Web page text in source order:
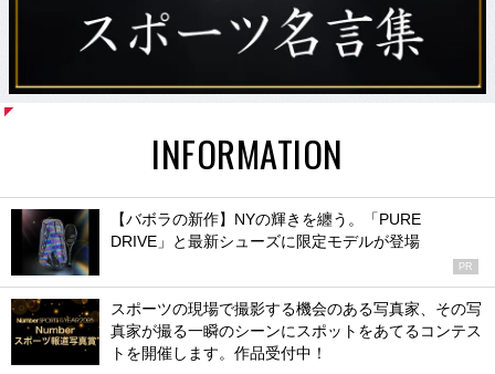
INFORMATION
【バボラの新作】NYの輝きを纏う。「PURE
DRIVE」と最新シューズに限定モデルが登場
PR
スポーツの現場で撮影する機会のある写真家、その写
真家が撮る一瞬のシーンにスポットをあてるコンテス
トを開催します。作品受付中！